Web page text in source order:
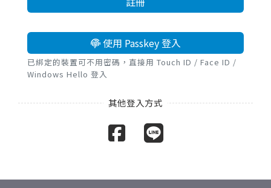
使用 Passkey 登入
已綁定的裝置可不用密碼，直接用 Touch ID / Face ID /
Windows Hello 登入